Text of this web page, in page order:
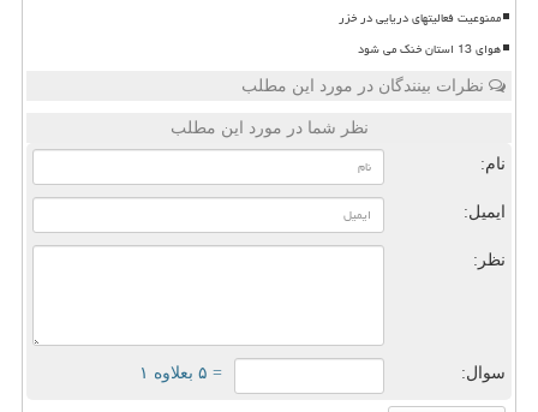
ممنوعیت فعالیتهای دریایی در خزر
هوای 13 استان خنک می شود
نظرات بینندگان در مورد این مطلب
نظر شما در مورد این مطلب
نام:
ایمیل:
نظر:
سوال: = ۵ بعلاوه ۱